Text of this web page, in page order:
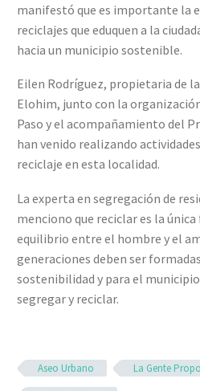
manifestó que es importante la
reciclajes que eduquen a la
hacia un municipio sostenible.
Eilen Rodríguez, propietaria de
Elohim, junto con la
Paso y el acompañamiento del
han venido realizando
reciclaje en esta localidad.
La experta en segregación de
menciono que reciclar es la
equilibrio entre el hombre y el
generaciones deben ser
sostenibilidad y para el
segregar y reciclar.
Aseo Urbano La Gente